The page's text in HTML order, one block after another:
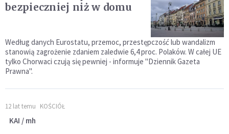
bezpieczniej niż w domu
Według danych Eurostatu, przemoc, przestępczość lub wandalizm
stanowią zagrożenie zdaniem zaledwie 6,4 proc. Polaków. W całej UE
tylko Chorwaci czują się pewniej - informuje "Dziennik Gazeta
Prawna".
12 lat temu KOŚCIÓŁ
KAI / mh